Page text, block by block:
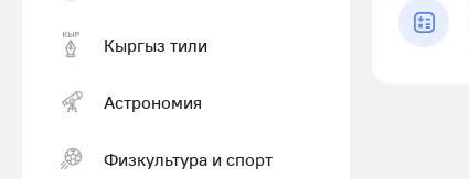
Кыргыз тили
Астрономия
Физкультура и спорт